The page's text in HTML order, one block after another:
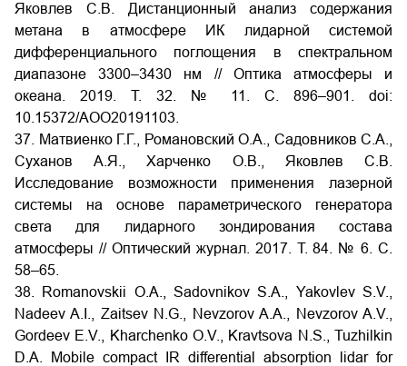
Яковлев С.В. Дистанционный анализ содержания
метана в атмосфере ИК лидарной системой
дифференциального поглощения в спектральном
диапазоне 3300–3430 нм // Оптика атмосферы и
океана. 2019. Т. 32. № 11. С. 896–901. doi:
10.15372/AOO20191103.
37. Матвиенко Г.Г., Романовский О.А., Садовников С.А.,
Суханов А.Я., Харченко О.В., Яковлев С.В.
Исследование возможности применения лазерной
системы на основе параметрического генератора
света для лидарного зондирования состава
атмосферы // Оптический журнал. 2017. Т. 84. № 6. С.
58–65.
38. Romanovskii O.A., Sadovnikov S.A., Yakovlev S.V.,
Nadeev A.I., Zaitsev N.G., Nevzorov A.A., Nevzorov A.V.,
Gordeev E.V., Kharchenko O.V., Kravtsova N.S., Tuzhilkin
D.A. Mobile compact IR differential absorption lidar for